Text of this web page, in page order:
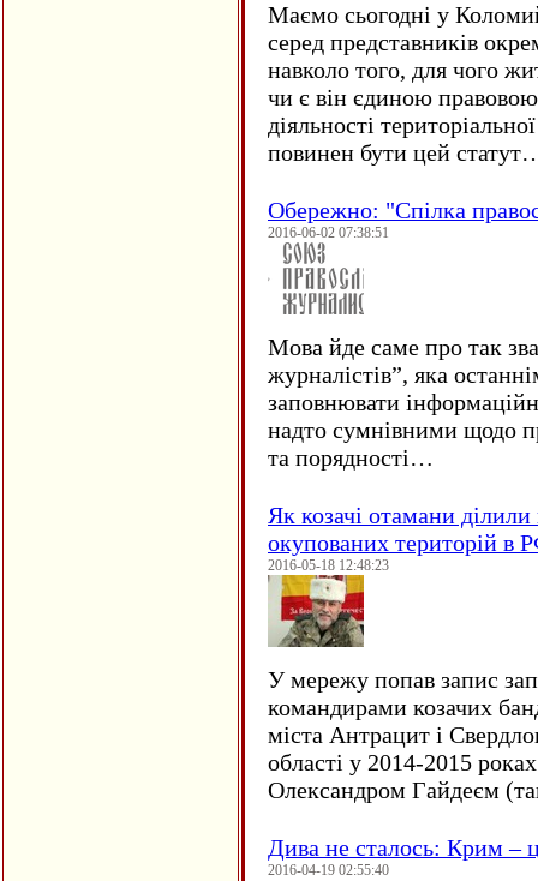
Маємо сьогодні у
серед представників
навколо того, для чого
чи є він єдиною
діяльності
повинен бути цей
Обережно: "Спілка
2016-06-02 07:38:51
Мова йде саме про так
журналістів”, яка
заповнювати
надто сумнівними щодо
та порядності…
Як козачі отамани
окупованих територій в
2016-05-18 12:48:23
У мережу попав запис
командирами козачих
міста Антрацит і
області у 2014-2015
Олександром Гайдеєм
Дива не сталось: Крим –
2016-04-19 02:55:40